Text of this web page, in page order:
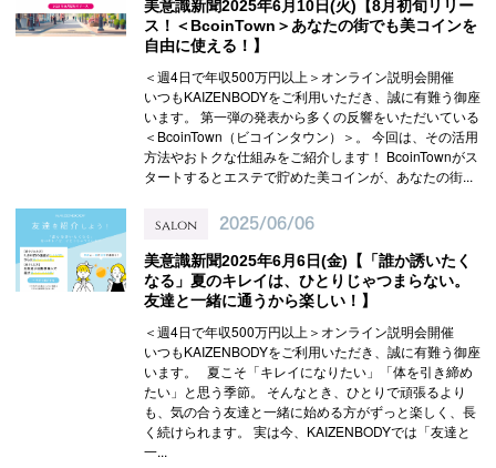
美意識新聞2025年6月10日(火)【8月初旬リリー
ス！＜BcoinTown＞あなたの街でも美コインを
自由に使える！】
＜週4日で年収500万円以上＞オンライン説明会開催
いつもKAIZENBODYをご利用いただき、誠に有難う御座
います。 第一弾の発表から多くの反響をいただいている
＜BcoinTown（ビコインタウン）＞。 今回は、その活用
方法やおトクな仕組みをご紹介します！ BcoinTownがス
タートするとエステで貯めた美コインが、あなたの街...
salon 2025/06/06
美意識新聞2025年6月6日(金)【「誰か誘いたく
なる」夏のキレイは、ひとりじゃつまらない。
友達と一緒に通うから楽しい！】
＜週4日で年収500万円以上＞オンライン説明会開催
いつもKAIZENBODYをご利用いただき、誠に有難う御座
います。 夏こそ「キレイになりたい」「体を引き締め
たい」と思う季節。 そんなとき、ひとりで頑張るより
も、気の合う友達と一緒に始める方がずっと楽しく、長
く続けられます。 実は今、KAIZENBODYでは「友達と
一...